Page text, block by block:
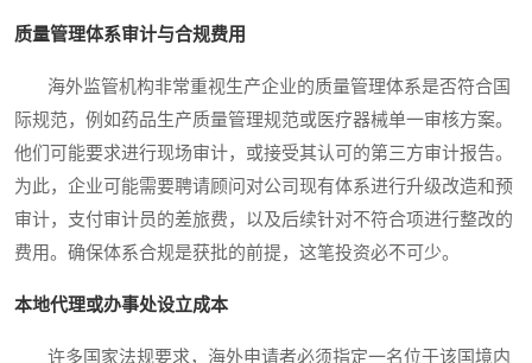
质量管理体系审计与合规费用
海外监管机构非常重视生产企业的质量管理体系是否符合国
际规范，例如药品生产质量管理规范或医疗器械单一审核方案。
他们可能要求进行现场审计，或接受其认可的第三方审计报告。
为此，企业可能需要聘请顾问对公司现有体系进行升级改造和预
审计，支付审计员的差旅费，以及后续针对不符合项进行整改的
费用。确保体系合规是获批的前提，这笔投资必不可少。
本地代理或办事处设立成本
许多国家法规要求，海外申请者必须指定一名位于该国境内